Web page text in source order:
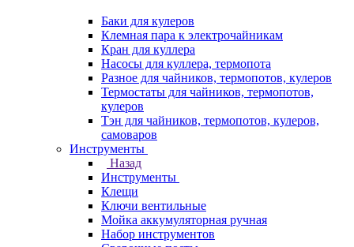
Баки для кулеров
Клемная пара к электрочайникам
Кран для куллера
Насосы для куллера, термопота
Разное для чайников, термопотов, кулеров
Термостаты для чайников, термопотов,
кулеров
Тэн для чайников, термопотов, кулеров,
самоваров
Инструменты
Назад
Инструменты
Клещи
Ключи вентильные
Мойка аккумуляторная ручная
Набор инструментов